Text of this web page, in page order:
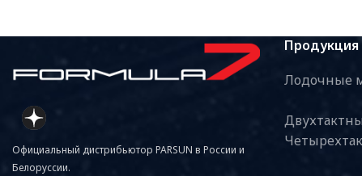
Официальный дистрибьютор PARSUN в России и
Белоруссии.
Продукция
Лодочные